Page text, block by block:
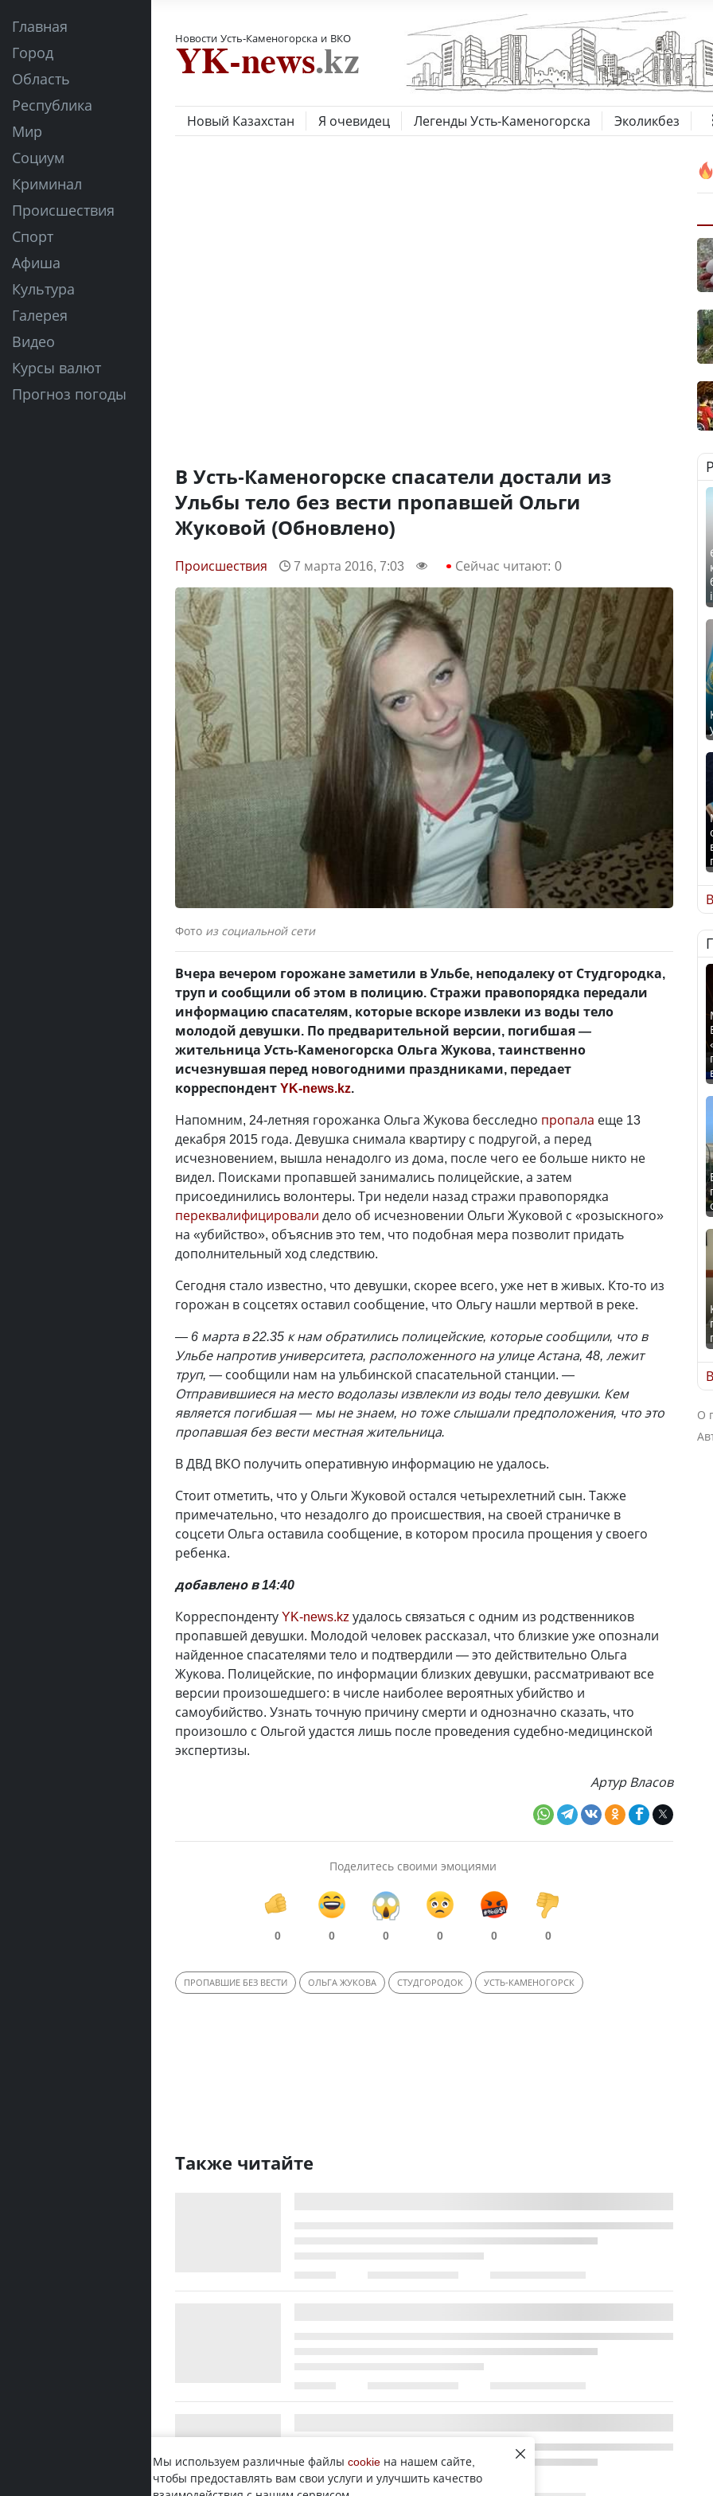
Главная
Город
Область
Республика
Мир
Социум
Криминал
Происшествия
Спорт
Афиша
Культура
Галерея
Видео
Курсы валют
Прогноз погоды
Новости Усть-Каменогорска и ВКО
Новый Казахстан Я очевидец Легенды Усть-Каменогорска Эколикбез
В Усть-Каменогорске спасатели достали из
Ульбы тело без вести пропавшей Ольги
Жуковой (Обновлено)
Происшествия 7 марта 2016, 7:03 Сейчас читают: 0
Фото из социальной сети
Вчера вечером горожане заметили в Ульбе, неподалеку от Студгородка,
труп и сообщили об этом в полицию. Стражи правопорядка передали
информацию спасателям, которые вскоре извлеки из воды тело
молодой девушки. По предварительной версии, погибшая—
жительница Усть-Каменогорска Ольга Жукова, таинственно
исчезнувшая перед новогодними праздниками, передает
корреспондентYK-news.kz.
Напомним, 24-летняя горожанка Ольга Жукова бесследно пропала еще 13
декабря 2015 года. Девушка снимала квартиру с подругой, а перед
исчезновением, вышла ненадолго из дома, после чего ее больше никто не
видел. Поисками пропавшей занимались полицейские, а затем
присоединились волонтеры. Три недели назад стражи правопорядка
переквалифицировали дело об исчезновении Ольги Жуковой с «розыскного»
на «убийство», объяснив это тем, что подобная мера позволит придать
дополнительный ход следствию.
Сегодня стало известно, что девушки, скорее всего, уже нет в живых. Кто-то из
горожан в соцсетях оставил сообщение, что Ольгу нашли мертвой в реке.
— 6 марта в 22.35 к нам обратились полицейские, которые сообщили, что в
Ульбе напротив университета, расположенного на улице Астана, 48, лежит
труп, — сообщили нам на ульбинской спасательной станции. —
Отправившиеся на место водолазы извлекли из воды тело девушки. Кем
является погибшая — мы не знаем, но тоже слышали предположения, что это
пропавшая без вести местная жительница.
В ДВД ВКО получить оперативную информацию не удалось.
Стоит отметить, что у Ольги Жуковой остался четырехлетний сын. Также
примечательно, что незадолго до происшествия, на своей страничке в
соцсети Ольга оставила сообщение, в котором просила прощения у своего
ребенка.
добавлено в 14:40
КорреспондентуYK-news.kzудалось связаться с одним из родственников
пропавшей девушки. Молодой человек рассказал, что близкие уже опознали
найденное спасателями тело и подтвердили — это действительно Ольга
Жукова. Полицейские, по информации близких девушки, рассматривают все
версии произошедшего: в числе наиболее вероятных убийство и
самоубийство. Узнать точную причину смерти и однозначно сказать, что
произошло с Ольгой удастся лишь после проведения судебно-медицинской
экспертизы.
Артур Власов
Поделитесь своими эмоциями
0 0 0 0 0 0
ПРОПАВШИЕ БЕЗ ВЕСТИ ОЛЬГА ЖУКОВА СТУДГОРОДОК УСТЬ-КАМЕНОГОРСК
Также читайте
О
Мы используем различные файлы cookie на нашем сайте,
чтобы предоставлять вам свои услуги и улучшить качество